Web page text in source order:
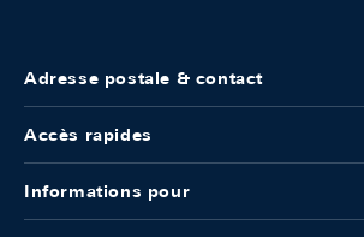
Adresse postale & contact
Accès rapides
Informations pour